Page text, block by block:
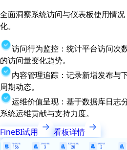
全面洞察系统访问与仪表板使用情
化。
访问行为监控：统计平台访问次
的访问量变化趋势。
内容管理追踪：记录新增发布与
周期动态。
运维价值呈现：基于数据库日志
系统运维贡献与支持力度。
FineBI试用
看板详情